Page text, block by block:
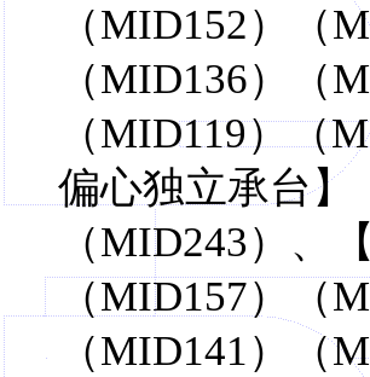
（MID152）（
（MID136）（
（MID119）（
偏心独立承台】
（MID243）、
（MID157）（
（MID141）（